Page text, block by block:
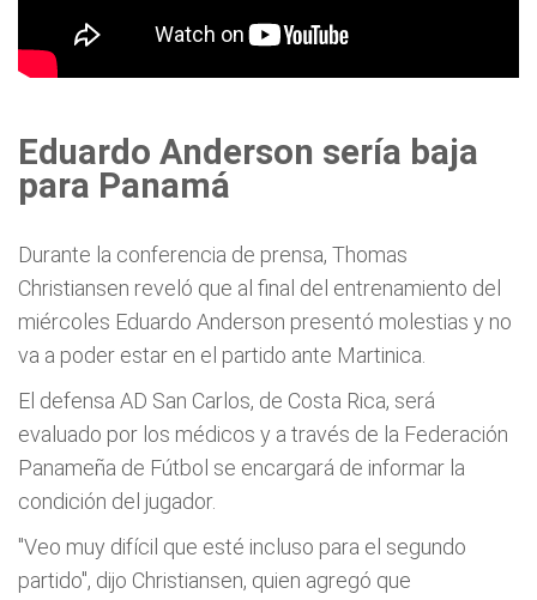
Eduardo Anderson sería baja
para Panamá
Durante la conferencia de prensa, Thomas
Christiansen reveló que al final del entrenamiento del
miércoles Eduardo Anderson presentó molestias y no
va a poder estar en el partido ante Martinica.
El defensa AD San Carlos, de Costa Rica, será
evaluado por los médicos y a través de la Federación
Panameña de Fútbol se encargará de informar la
condición del jugador.
"Veo muy difícil que esté incluso para el segundo
partido", dijo Christiansen, quien agregó que